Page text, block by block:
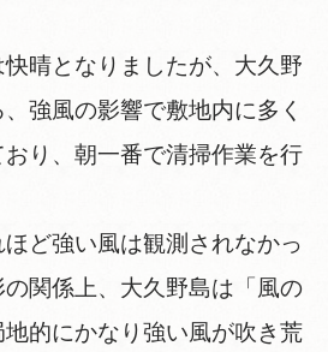
晴となりましたが、大久野
強風の影響で敷地内に多く
り、朝一番で清掃作業を行
ど強い風は観測されなかっ
関係上、大久野島は「風の
的にかなり強い風が吹き荒